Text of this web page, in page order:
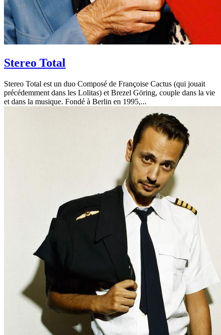
Stereo Total
Stereo Total est un duo Composé de Françoise Cactus (qui jouait
précédemment dans les Lolitas) et Brezel Göring, couple dans la vie
et dans la musique. Fondé à Berlin en 1995,...